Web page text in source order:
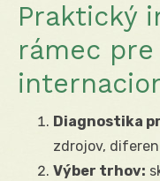
Praktický
rámec pre
Diagnostika
zdrojov,
Výber trhov: